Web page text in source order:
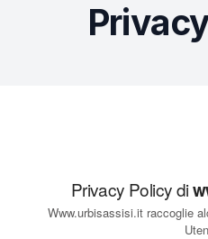
Privacy Policy di
Www.urbisassisi.it raccoglie